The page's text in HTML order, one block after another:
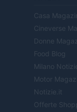
Casa
Cineverse
Donne
Food Blog
Milano
Motor
Notizie.it
Offerte